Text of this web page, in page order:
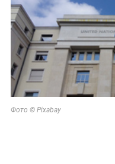
Фото © Pixabay